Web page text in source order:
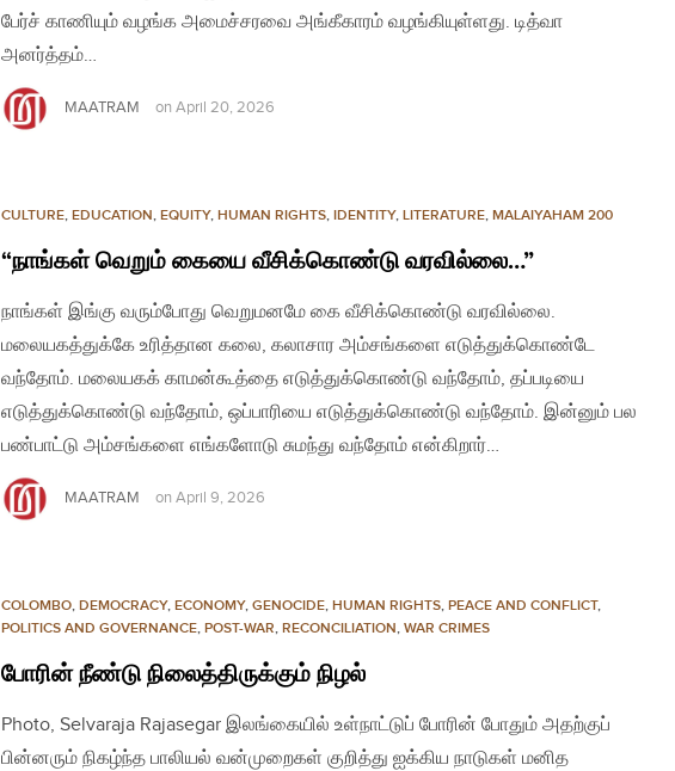
பேர்ச் காணியும் வழங்க அமைச்சரவை அங்கீகாரம் வழங்கியுள்ளது. டித்வா
அனர்த்தம்…
MAATRAM on April 20, 2026
CULTURE, EDUCATION, EQUITY, HUMAN RIGHTS, IDENTITY, LITERATURE, MALAIYAHAM 200
“நாங்கள் வெறும் கையை வீசிக்கொண்டு வரவில்லை…”
நாங்கள் இங்கு வரும்போது வெறுமனமே கை வீசிக்கொண்டு வரவில்லை.
மலையகத்துக்கே உரித்தான கலை, கலாசார அம்சங்களை எடுத்துக்கொண்டே
வந்தோம். மலையகக் காமன்கூத்தை எடுத்துக்கொண்டு வந்தோம், தப்படியை
எடுத்துக்கொண்டு வந்தோம், ஒப்பாரியை எடுத்துக்கொண்டு வந்தோம். இன்னும் பல
பண்பாட்டு அம்சங்களை எங்களோடு சுமந்து வந்தோம் என்கிறார்…
MAATRAM on April 9, 2026
COLOMBO, DEMOCRACY, ECONOMY, GENOCIDE, HUMAN RIGHTS, PEACE AND CONFLICT,
POLITICS AND GOVERNANCE, POST-WAR, RECONCILIATION, WAR CRIMES
போரின் நீண்டு நிலைத்திருக்கும் நிழல்
Photo, Selvaraja Rajasegar இலங்கையில் உள்நாட்டுப் போரின் போதும் அதற்குப்
பின்னரும் நிகழ்ந்த பாலியல் வன்முறைகள் குறித்து ஐக்கிய நாடுகள் மனித